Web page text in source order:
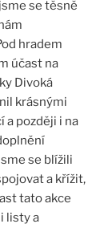
se těsně
hradem
účast na
Divoká
krásnými
a později i na
se blížili
a křížit,
tato akce
listy a